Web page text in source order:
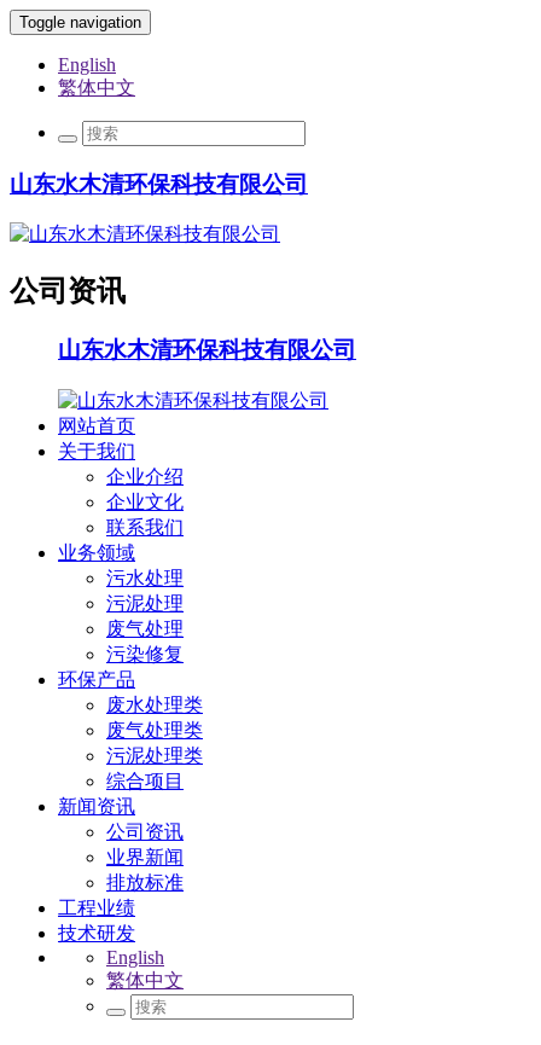
Toggle navigation
English
繁体中文
山东水木清环保科技有限公司
公司资讯
山东水木清环保科技有限公司
网站首页
关于我们
企业介绍
企业文化
联系我们
业务领域
污水处理
污泥处理
废气处理
污染修复
环保产品
废水处理类
废气处理类
污泥处理类
综合项目
新闻资讯
公司资讯
业界新闻
排放标准
工程业绩
技术研发
English
繁体中文